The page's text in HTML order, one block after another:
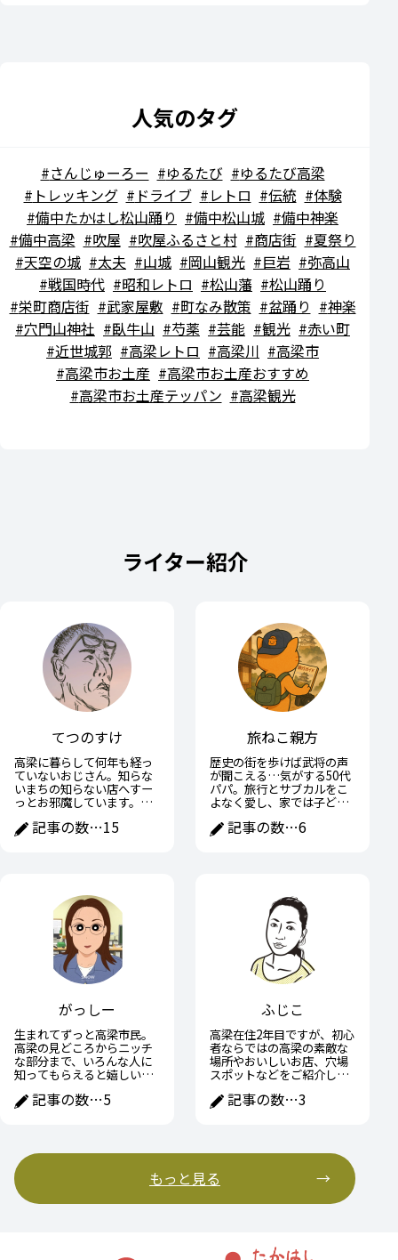
人気のタグ
さんじゅーろー ゆるたび
ゆるたび高梁
トレッキング
ドライブ レトロ 伝統
体験
備中たかはし松山踊り
備中松山城
備中神楽
備中高梁
吹屋 吹屋ふるさと村 商店街
夏祭り
天空の城
太夫 山城 岡山観光 巨岩
弥高山
戦国時代
昭和レトロ 松山藩
松山踊り
栄町商店街
武家屋敷 町なみ散策 盆踊り
神楽
穴門山神社
臥牛山 芍薬 芸能 観光
赤い町
近世城郭
高梁レトロ 高梁川
高梁市
高梁市お土産
高梁市お土産おすすめ
高梁市お土産テッパン
高梁観光
ライター紹介
てつのすけ
高梁に暮らして何年も経っ
ていないおじさん。知らな
いまちの知らない店へすー
っとお邪魔しています。高
おじさんなりに紹介できた
らと思います。
記事の数…15
旅ねこ親方
歴史の街を歩けば武将の声
が聞こえる…気がする50代
パパ。旅行とサブカルをこ
よなく愛し、家では子ども
かに戦国武将の子育て術に
学ぶ日々。趣味と家族の間
記事の数…6
がっしー
生まれてずっと高梁市民。
高梁の見どころからニッチ
な部分まで、いろんな人に
知ってもらえると嬉しいで
記事の数…5
ふじこ
高梁在住2年目ですが、初心
者ならではの高梁の素敵な
場所やおいしいお店、穴場
スポットなどをご紹介して
記事の数…3
もっと見る